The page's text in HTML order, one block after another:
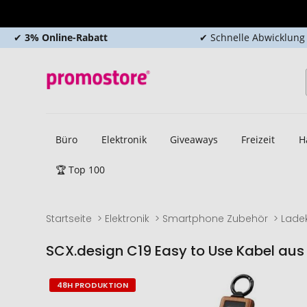
✔ 3% Online-Rabatt ✔ Schnelle Abwicklung
Büro Elektronik Giveaways Freizeit
🏆 Top 100
Startseite Elektronik Smartphone Zubehör
SCX.design C19 Easy to Use Kabel
Zum
Ende
Zum
Anfang
48H PRODUKTION